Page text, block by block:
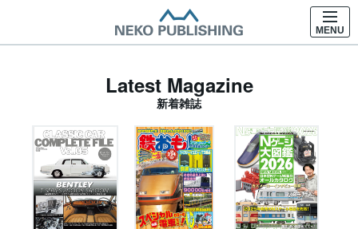
MENU
Latest Magazine
新着雑誌